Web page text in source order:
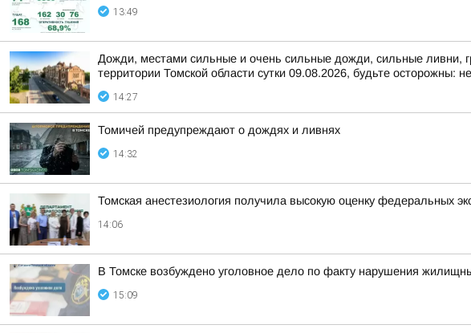
13:49
Дожди, местами сильные и очень сильные дожди, сильные ливни,
территории Томской области сутки 09.08.2026, будьте осторожны:
14:27
Томичей предупреждают о дождях и ливнях
14:32
Томская анестезиология получила высокую оценку федеральных
14:06
В Томске возбуждено уголовное дело по факту нарушения
15:09